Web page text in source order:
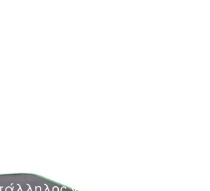
κυττάρων 600